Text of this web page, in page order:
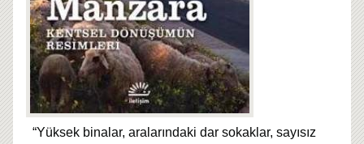
“Yüksek binalar, aralarındaki dar sokaklar, sayısız